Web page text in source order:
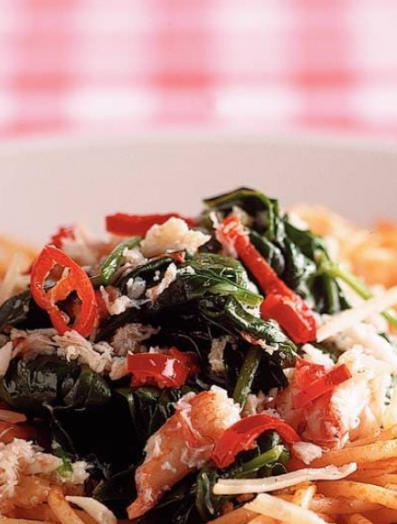
Kies producten
afgieten en door spinazie scheppen. Ca. 1 minuut meewarmen.
erover verdelen. Bestrooien met kaas.